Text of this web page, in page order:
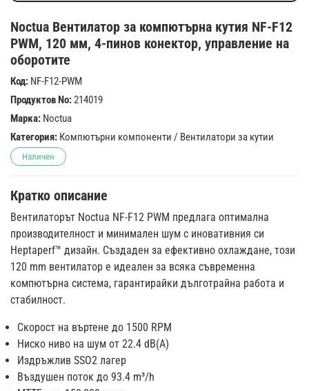
Noctua Вентилатор за компютърна кутия NF-F12
PWM, 120 мм, 4-пинов конектор, управление на
оборотите
Код: NF-F12-PWM
Продуктов No:214019
Марка: Noctua
Категория: Компютърни компоненти / Вентилатори за кутии
Наличен
Кратко описание
Вентилаторът Noctua NF-F12 PWM предлага оптимална
производителност и минимален шум с иновативния си
Heptaperf™ дизайн. Създаден за ефективно охлаждане, този
120 mm вентилатор е идеален за всяка съвременна
компютърна система, гарантирайки дълготрайна работа и
стабилност.
Скорост на въртене до 1500 RPM
Ниско ниво на шум от 22.4 dB(A)
Издръжлив SSO2 лагер
Въздушен поток до 93.4 m³/h